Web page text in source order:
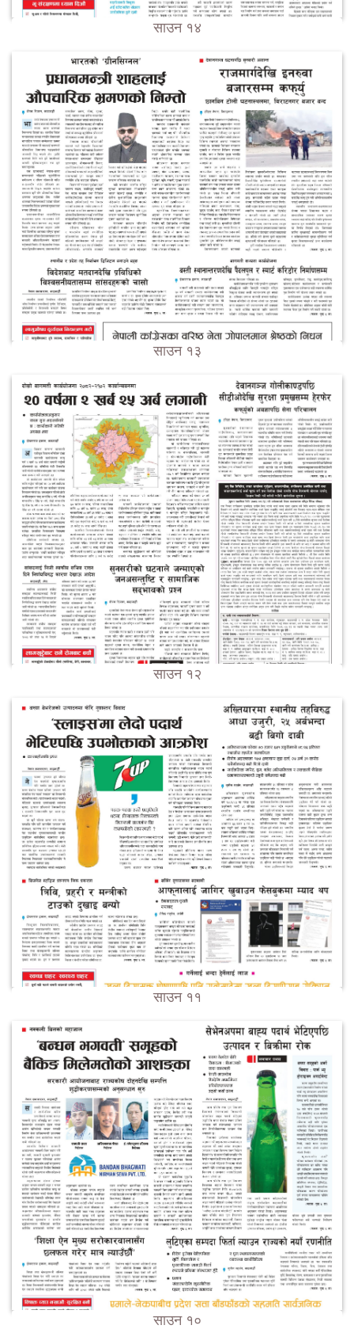
साउन १४
साउन १३
साउन १२
साउन ११
साउन १०